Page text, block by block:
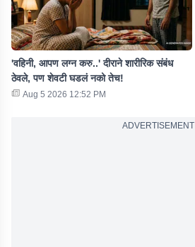
'वहिनी, आपण लग्न करु..' दीराने शारीरिक संबंध
ठेवले, पण शेवटी घडलं नको तेच!
Aug 5 2026 12:52 PM
ADVERTISEMENT